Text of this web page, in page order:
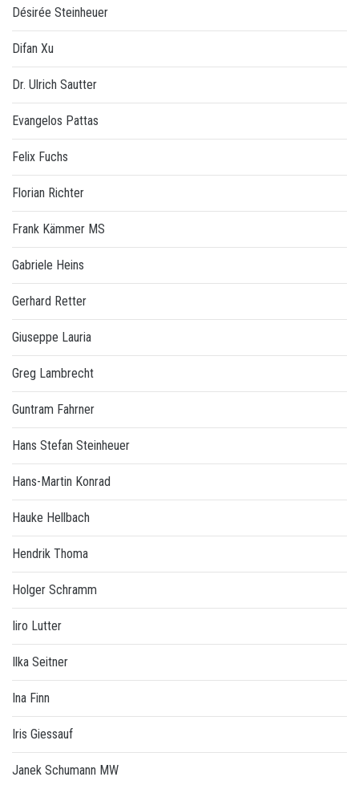
Désirée Steinheuer
Difan Xu
Dr. Ulrich Sautter
Evangelos Pattas
Felix Fuchs
Florian Richter
Frank Kämmer MS
Gabriele Heins
Gerhard Retter
Giuseppe Lauria
Greg Lambrecht
Guntram Fahrner
Hans Stefan Steinheuer
Hans-Martin Konrad
Hauke Hellbach
Hendrik Thoma
Holger Schramm
Iiro Lutter
Ilka Seitner
Ina Finn
Iris Giessauf
Janek Schumann MW